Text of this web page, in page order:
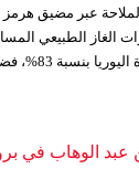
عبر مضيق هرمز
انخفاض
عبد الوهاب في